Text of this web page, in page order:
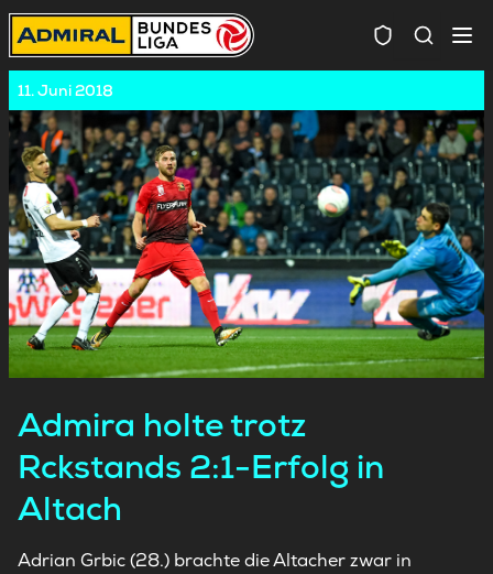
11. Juni 2018
Admira holte trotz
Rckstands 2:1-Erfolg in
Altach
Adrian Grbic (28.) brachte die Altacher zwar in